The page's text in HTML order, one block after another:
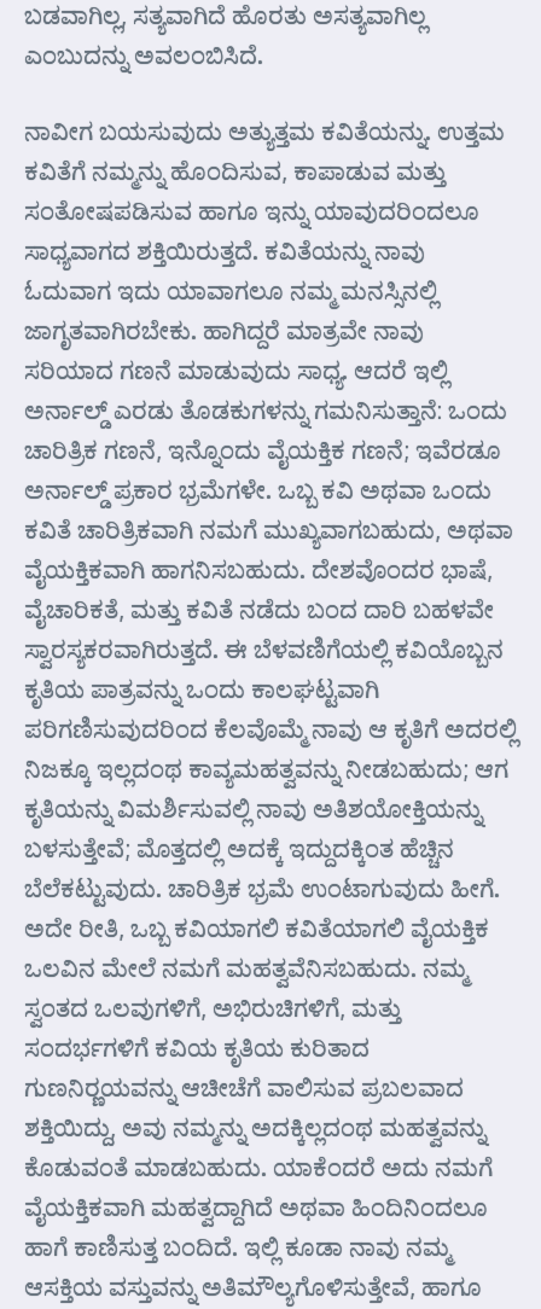
ಬಡವಾಗಿಲ್ಲ, ಸತ್ಯವಾಗಿದೆ ಹೊರತು ಅಸತ್ಯವಾಗಿಲ್ಲ
ಎಂಬುದನ್ನು ಅವಲಂಬಿಸಿದೆ.
ನಾವೀಗ ಬಯಸುವುದು ಅತ್ಯುತ್ತಮ ಕವಿತೆಯನ್ನು. ಉತ್ತಮ
ಕವಿತೆಗೆ ನಮ್ಮನ್ನು ಹೊಂದಿಸುವ, ಕಾಪಾಡುವ ಮತ್ತು
ಸಂತೋಷಪಡಿಸುವ ಹಾಗೂ ಇನ್ನು ಯಾವುದರಿಂದಲೂ
ಸಾಧ್ಯವಾಗದ ಶಕ್ತಿಯಿರುತ್ತದೆ. ಕವಿತೆಯನ್ನು ನಾವು
ಓದುವಾಗ ಇದು ಯಾವಾಗಲೂ ನಮ್ಮ ಮನಸ್ಸಿನಲ್ಲಿ
ಜಾಗೃತವಾಗಿರಬೇಕು. ಹಾಗಿದ್ದರೆ ಮಾತ್ರವೇ ನಾವು
ಸರಿಯಾದ ಗಣನೆ ಮಾಡುವುದು ಸಾಧ್ಯ. ಆದರೆ ಇಲ್ಲಿ
ಅರ್ನಾಲ್ಡ್ ಎರಡು ತೊಡಕುಗಳನ್ನು ಗಮನಿಸುತ್ತಾನೆ: ಒಂದು
ಚಾರಿತ್ರಿಕ ಗಣನೆ, ಇನ್ನೊಂದು ವೈಯಕ್ತಿಕ ಗಣನೆ; ಇವೆರಡೂ
ಅರ್ನಾಲ್ಡ್ ಪ್ರಕಾರ ಭ್ರಮೆಗಳೇ. ಒಬ್ಬ ಕವಿ ಅಥವಾ ಒಂದು
ಕವಿತೆ ಚಾರಿತ್ರಿಕವಾಗಿ ನಮಗೆ ಮುಖ್ಯವಾಗಬಹುದು, ಅಥವಾ
ವೈಯಕ್ತಿಕವಾಗಿ ಹಾಗನಿಸಬಹುದು. ದೇಶವೊಂದರ ಭಾಷೆ,
ವೈಚಾರಿಕತೆ, ಮತ್ತು ಕವಿತೆ ನಡೆದು ಬಂದ ದಾರಿ ಬಹಳವೇ
ಸ್ವಾರಸ್ಯಕರವಾಗಿರುತ್ತದೆ. ಈ ಬೆಳವಣಿಗೆಯಲ್ಲಿ ಕವಿಯೊಬ್ಬನ
ಕೃತಿಯ ಪಾತ್ರವನ್ನು ಒಂದು ಕಾಲಘಟ್ಟವಾಗಿ
ಪರಿಗಣಿಸುವುದರಿಂದ ಕೆಲವೊಮ್ಮೆ ನಾವು ಆ ಕೃತಿಗೆ ಅದರಲ್ಲಿ
ನಿಜಕ್ಕೂ ಇಲ್ಲದಂಥ ಕಾವ್ಯಮಹತ್ವವನ್ನು ನೀಡಬಹುದು; ಆಗ
ಕೃತಿಯನ್ನು ವಿಮರ್ಶಿಸುವಲ್ಲಿ ನಾವು ಅತಿಶಯೋಕ್ತಿಯನ್ನು
ಬಳಸುತ್ತೇವೆ; ಮೊತ್ತದಲ್ಲಿ ಅದಕ್ಕೆ ಇದ್ದುದಕ್ಕಿಂತ ಹೆಚ್ಚಿನ
ಬೆಲೆಕಟ್ಟುವುದು. ಚಾರಿತ್ರಿಕ ಭ್ರಮೆ ಉಂಟಾಗುವುದು ಹೀಗೆ.
ಅದೇ ರೀತಿ, ಒಬ್ಬ ಕವಿಯಾಗಲಿ ಕವಿತೆಯಾಗಲಿ ವೈಯಕ್ತಿಕ
ಒಲವಿನ ಮೇಲೆ ನಮಗೆ ಮಹತ್ವವೆನಿಸಬಹುದು. ನಮ್ಮ
ಸ್ವಂತದ ಒಲವುಗಳಿಗೆ, ಅಭಿರುಚಿಗಳಿಗೆ, ಮತ್ತು
ಸಂದರ್ಭಗಳಿಗೆ ಕವಿಯ ಕೃತಿಯ ಕುರಿತಾದ
ಗುಣನಿರ್‍ಣಯವನ್ನು ಆಚೀಚೆಗೆ ವಾಲಿಸುವ ಪ್ರಬಲವಾದ
ಶಕ್ತಿಯಿದ್ದು, ಅವು ನಮ್ಮನ್ನು ಅದಕ್ಕಿಲ್ಲದಂಥ ಮಹತ್ವವನ್ನು
ಕೊಡುವಂತೆ ಮಾಡಬಹುದು. ಯಾಕೆಂದರೆ ಅದು ನಮಗೆ
ವೈಯಕ್ತಿಕವಾಗಿ ಮಹತ್ವದ್ದಾಗಿದೆ ಅಥವಾ ಹಿಂದಿನಿಂದಲೂ
ಹಾಗೆ ಕಾಣಿಸುತ್ತ ಬಂದಿದೆ. ಇಲ್ಲಿ ಕೂಡಾ ನಾವು ನಮ್ಮ
ಆಸಕ್ತಿಯ ವಸ್ತುವನ್ನು ಅತಿಮೌಲ್ಯಗೊಳಿಸುತ್ತೇವೆ, ಹಾಗೂ